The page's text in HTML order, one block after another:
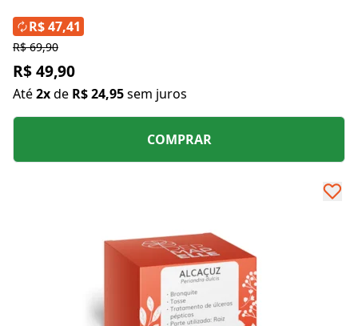
R$ 69,90
R$ 49,90
Até2xde R$ 24,95sem juros
R$ 47,41
COMPRAR